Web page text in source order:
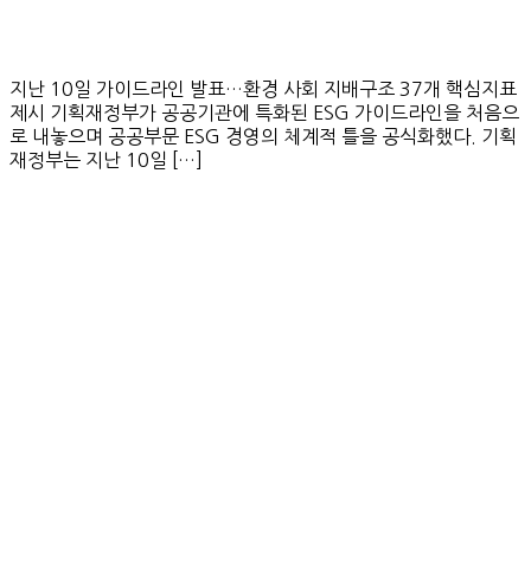
지난 10일 가이드라인 발표…환경 사회 지배구조 37개 핵심지표
제시 기획재정부가 공공기관에 특화된 ESG 가이드라인을 처음으
로 내놓으며 공공부문 ESG 경영의 체계적 틀을 공식화했다. 기획
재정부는 지난 10일 […]